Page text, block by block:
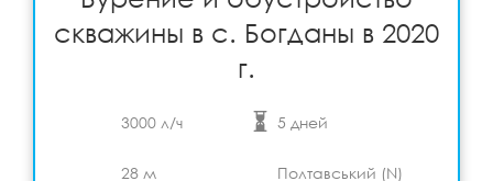
скважины в с. Богданы в 2020
г.
3000 л/ч 5 дней
28 м Полтавський (N)